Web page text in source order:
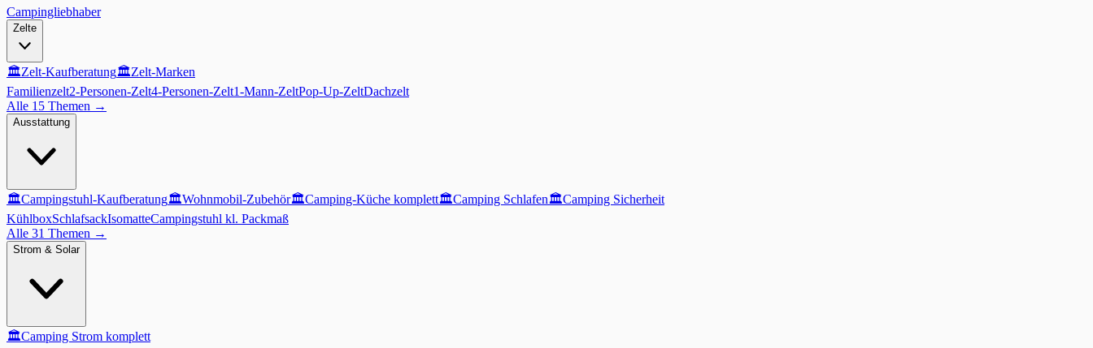
Campingliebhaber
Zelte
🏛️Zelt-Kaufberatung🏛️Zelt-Marken
Familienzelt2-Personen-Zelt4-Personen-Zelt1-Mann-ZeltPop-Up-ZeltDachzelt
Alle 15 Themen →
Ausstattung
🏛️Campingstuhl-Kaufberatung🏛️Wohnmobil-Zubehör🏛️Camping-Küche komplett🏛️Camping Schlafen🏛️Camping Sicherheit
KühlboxSchlafsackIsomatteCampingstuhl kl. Packmaß
Alle 31 Themen →
Strom & Solar
🏛️Camping Strom komplett